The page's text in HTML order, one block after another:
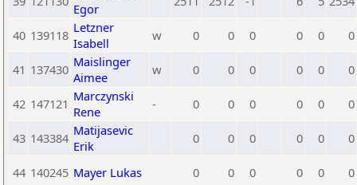
Egor
40 139118 Letzner
Isabell
w 0 0 0 0 0 0
41 137430 Maislinger
Aimee
w 0 0 0 0 0 0
42 147121 Marczynski
Rene
- 0 0 0 0 0 0
43 143384 Matijasevic
Erik
0 0 0 0 0 0
44 140245 Mayer Lukas 0 0 0 0 0 0